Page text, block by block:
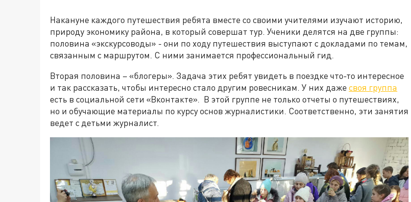
Накануне каждого путешествия ребята вместе со своими учителями изучают историю,
природу экономику района, в который совершат тур. Ученики делятся на две группы:
половина «экскурсоводы» - они по ходу путешествия выступают с докладами по темам,
связанным с маршрутом. С ними занимается профессиональный гид.
Вторая половина – «блогеры». Задача этих ребят увидеть в поездке что-то интересное
и так рассказать, чтобы интересно стало другим ровесникам. У них даже своя группа
есть в социальной сети «Вконтакте». В этой группе не только отчеты о путешествиях,
но и обучающие материалы по курсу основ журналистики. Соответственно, эти занятия
ведет с детьми журналист.